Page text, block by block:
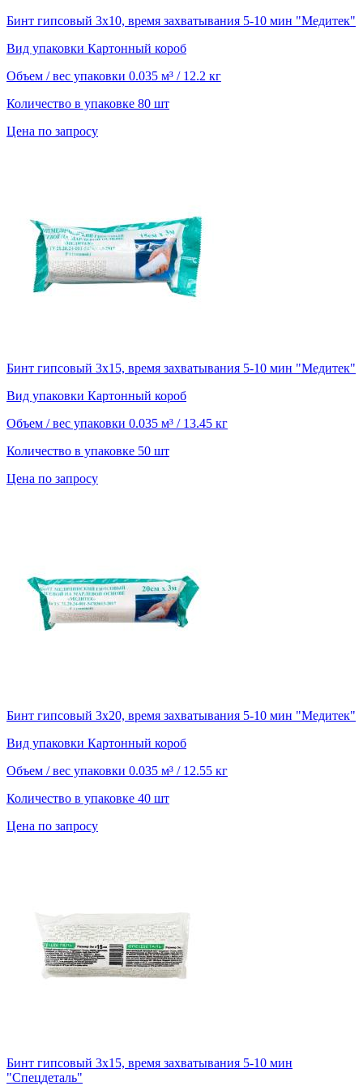
Бинт гипсовый 3х10, время захватывания 5-10 мин "Медитек"
Вид упаковки Картонный короб
Объем / вес упаковки 0.035 м³ / 12.2 кг
Количество в упаковке 80 шт
Цена по запросу
Бинт гипсовый 3х15, время захватывания 5-10 мин "Медитек"
Вид упаковки Картонный короб
Объем / вес упаковки 0.035 м³ / 13.45 кг
Количество в упаковке 50 шт
Цена по запросу
Бинт гипсовый 3х20, время захватывания 5-10 мин "Медитек"
Вид упаковки Картонный короб
Объем / вес упаковки 0.035 м³ / 12.55 кг
Количество в упаковке 40 шт
Цена по запросу
Бинт гипсовый 3х15, время захватывания 5-10 мин
"Спецдеталь"